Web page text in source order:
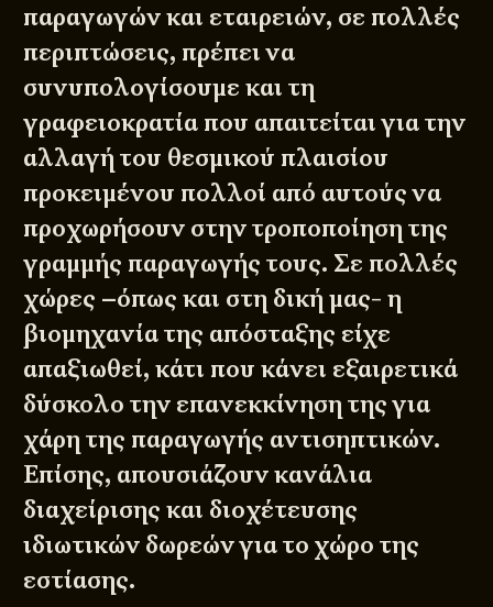
παραγωγών και εταιρειών, σε πολλές
περιπτώσεις, πρέπει να
συνυπολογίσουμε και τη
γραφειοκρατία που απαιτείται για την
αλλαγή του θεσμικού πλαισίου
προκειμένου πολλοί από αυτούς να
προχωρήσουν στην τροποποίηση της
γραμμής παραγωγής τους. Σε πολλές
χώρες –όπως και στη δική μας- η
βιομηχανία της απόσταξης είχε
απαξιωθεί, κάτι που κάνει εξαιρετικά
δύσκολο την επανεκκίνηση της για
χάρη της παραγωγής αντισηπτικών.
Επίσης, απουσιάζουν κανάλια
διαχείρισης και διοχέτευσης
ιδιωτικών δωρεών για το χώρο της
εστίασης.